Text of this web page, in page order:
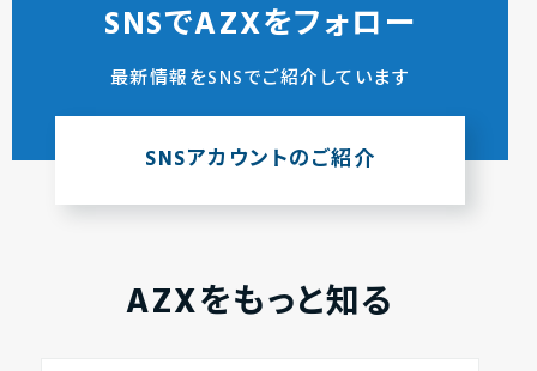
SNSでAZXをフォロー
最新情報をSNSでご紹介しています
SNSアカウントのご紹介
AZXをもっと知る